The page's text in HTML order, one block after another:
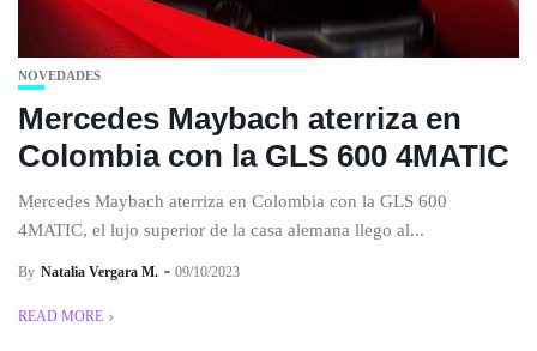
NOVEDADES
Mercedes Maybach aterriza en
Colombia con la GLS 600 4MATIC
Mercedes Maybach aterriza en Colombia con la GLS 600
4MATIC, el lujo superior de la casa alemana llego al...
By Natalia Vergara M. 09/10/2023
READ MORE